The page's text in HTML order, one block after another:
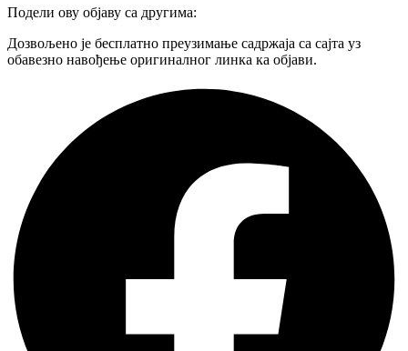
Подели ову објаву са другима:
Дозвољено је бесплатно преузимање садржаја са сајта уз
обавезно навођење оригиналног линка ка објави.